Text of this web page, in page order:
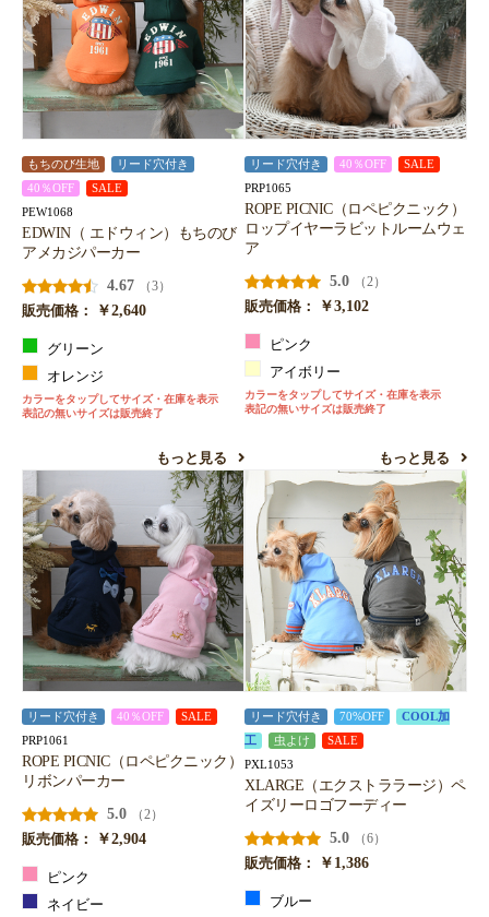
もちのび生地
リード穴付き
40％OFF
SALE
PEW1068
EDWIN（ エドウィン）もちのび
アメカジパーカー
4.67
（3）
販売価格：
￥2,640
グリーン
オレンジ
カラーをタップしてサイズ・在庫を表示
表記の無いサイズは販売終了
もっと見る
リード穴付き 40％OFF SALE
PRP1065
ROPE PICNIC（ロペピクニック）
ロップイヤーラビットルームウェ
ア
5.0
（2）
販売価格：
￥3,102
ピンク
アイボリー
カラーをタップしてサイズ・在庫を表示
表記の無いサイズは販売終了
もっと見る
リード穴付き 40％OFF SALE
PRP1061
ROPE PICNIC（ロペピクニック）
リボンパーカー
5.0
（2）
販売価格：
￥2,904
ピンク
ネイビー
リード穴付き 70%OFF
COOL加
工
虫よけ SALE
PXL1053
XLARGE（エクストララージ）ペ
イズリーロゴフーディー
5.0
（6）
販売価格：
￥1,386
ブルー